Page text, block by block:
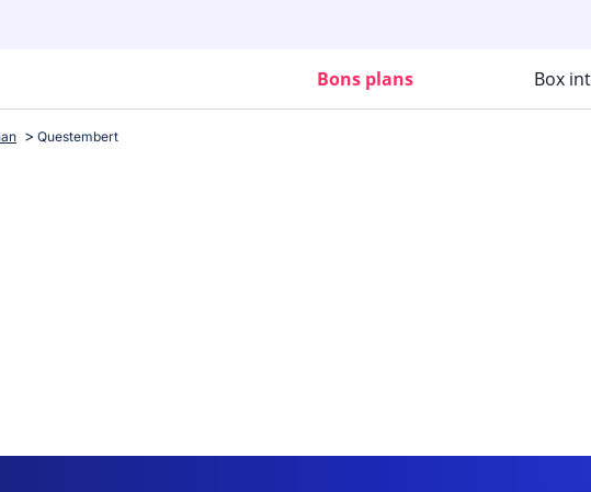
Bons plans Box
Questembert